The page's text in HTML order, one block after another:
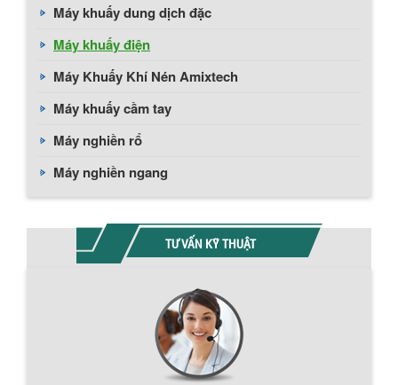
Máy khuấy dung dịch đặc
Máy khuấy điện
Máy Khuấy Khí Nén Amixtech
Máy khuấy cầm tay
Máy nghiền rổ
Máy nghiền ngang
TƯ VẤN KỸ THUẬT
Chính sách giao hàng